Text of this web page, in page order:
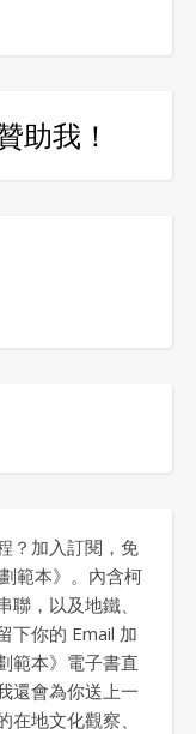
助我！
？加入訂閱，免
範本》。內含柯
，以及地鐵、
下你的 Email 加
範本》電子書直
還會為你送上一
地文化觀察、